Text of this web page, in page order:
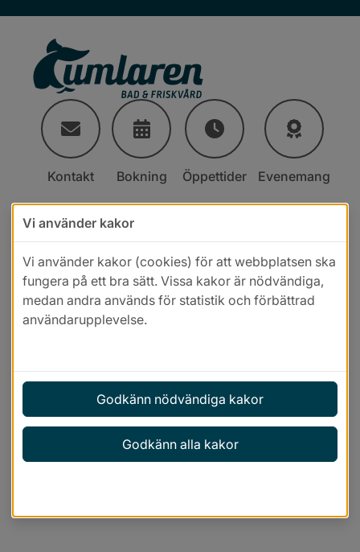
Kontakt Bokning Öppettider Evenemang
Vi använder kakor
Vi använder kakor (cookies) för att webbplatsen ska
fungera på ett bra sätt. Vissa kakor är nödvändiga,
medan andra används för statistik och förbättrad
användarupplevelse.
Godkänn nödvändiga kakor
Godkänn alla kakor